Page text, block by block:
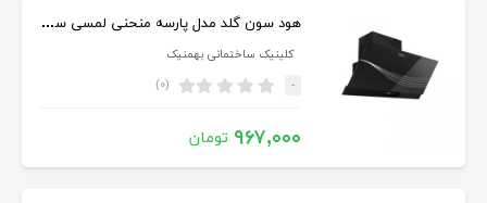
هود سون گلد مدل پارسه منحنی لمسی سایز ۹۰
کلینیک ساختمانی بهمنیک
- (۰)
۹۶۷,۰۰۰ تومان